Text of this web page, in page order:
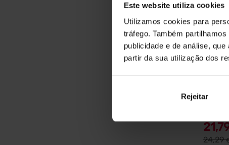
Este website utiliza cookies
Utilizamos cookies para
tráfego. Também
publicidade e de análise,
partir da sua utilização dos
Rejeitar
Nutrend
Bebida
24,29